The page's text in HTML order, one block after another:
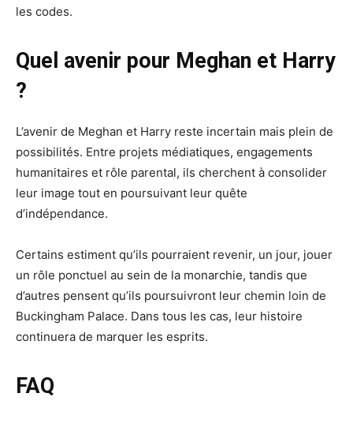
les codes.
Quel avenir pour Meghan et Harry
?
L’avenir de Meghan et Harry reste incertain mais plein de
possibilités. Entre projets médiatiques, engagements
humanitaires et rôle parental, ils cherchent à consolider
leur image tout en poursuivant leur quête
d’indépendance.
Certains estiment qu’ils pourraient revenir, un jour, jouer
un rôle ponctuel au sein de la monarchie, tandis que
d’autres pensent qu’ils poursuivront leur chemin loin de
Buckingham Palace. Dans tous les cas, leur histoire
continuera de marquer les esprits.
FAQ